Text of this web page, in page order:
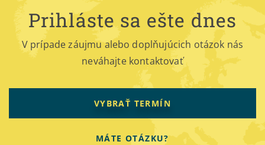
Prihláste sa ešte dnes
V prípade záujmu alebo doplňujúcich otázok nás
neváhajte kontaktovať
VYBRAŤ TERMÍN
MÁTE OTÁZKU?